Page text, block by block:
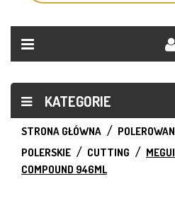
KATEGORIE
STRONA GŁÓWNA
POLERSKIE
CUTTING
COMPOUND 946ML